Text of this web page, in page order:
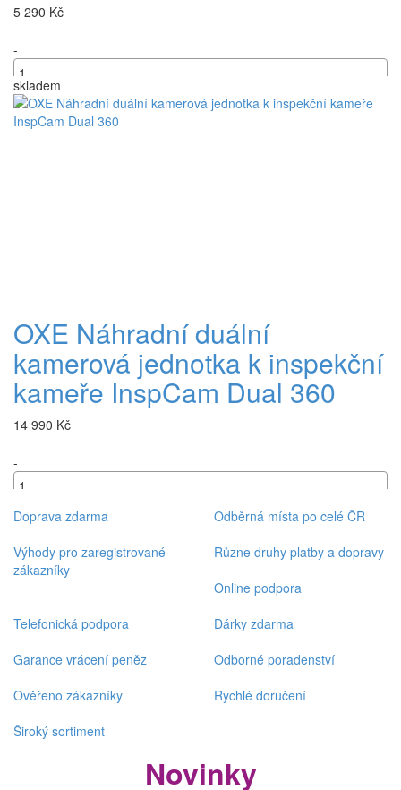
5 290 Kč
-
+
skladem
OXE Náhradní duální
kamerová jednotka k inspekční
kameře InspCam Dual 360
14 990 Kč
-
+
Doprava zdarma
Odběrná místa po celé ČR
Výhody pro zaregistrované
zákazníky
Různe druhy platby a dopravy
Online podpora
Telefonická podpora
Dárky zdarma
Garance vrácení peněz
Odborné poradenství
Ověřeno zákazníky
Rychlé doručení
Široký sortiment
Novinky